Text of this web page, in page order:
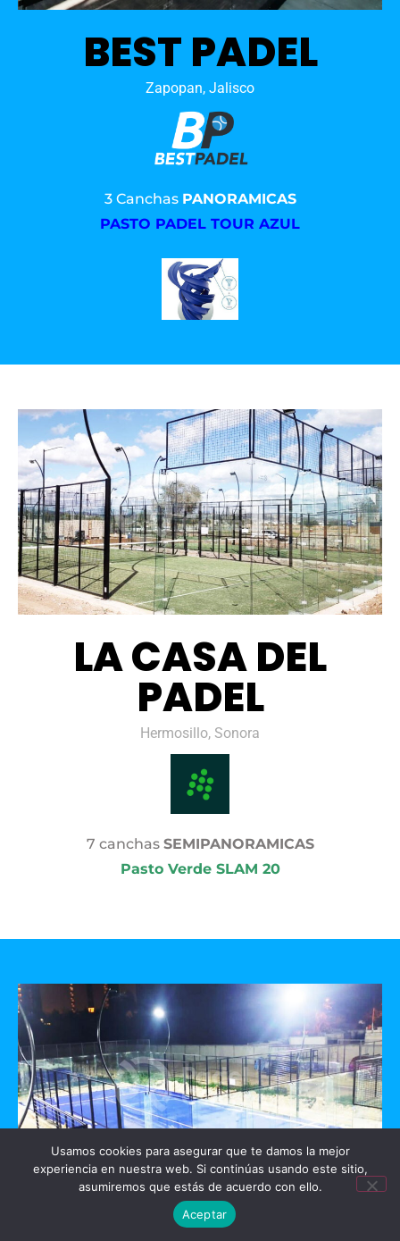
BEST PADEL
Zapopan, Jalisco
3 Canchas PANORAMICAS
PASTO PADEL TOUR AZUL
LA CASA DEL
PADEL
Hermosillo, Sonora
7 canchas SEMIPANORAMICAS
Pasto Verde SLAM 20
Usamos cookies para asegurar que te damos la mejor
experiencia en nuestra web. Si continúas usando este sitio,
asumiremos que estás de acuerdo con ello.
Aceptar